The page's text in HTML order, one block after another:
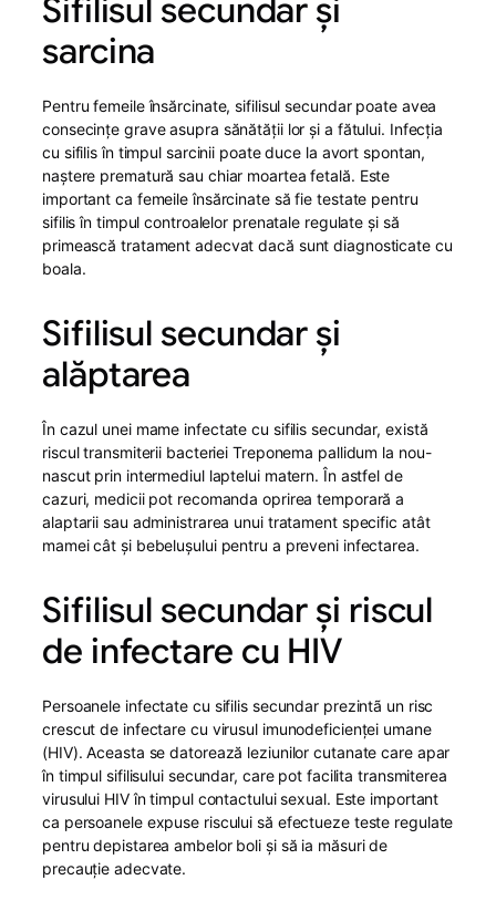
Sifilisul secundar și
sarcina
Pentru femeile însărcinate, sifilisul secundar poate avea
consecințe grave asupra sănătății lor și a fătului. Infecția
cu sifilis în timpul sarcinii poate duce la avort spontan,
naștere prematură sau chiar moartea fetală. Este
important ca femeile însărcinate să fie testate pentru
sifilis în timpul controalelor prenatale regulate și să
primească tratament adecvat dacă sunt diagnosticate cu
boala.
Sifilisul secundar și
alăptarea
În cazul unei mame infectate cu sifilis secundar, există
riscul transmiterii bacteriei Treponema pallidum la nou-
nascut prin intermediul laptelui matern. În astfel de
cazuri, medicii pot recomanda oprirea temporară a
alaptarii sau administrarea unui tratament specific atât
mamei cât și bebelușului pentru a preveni infectarea.
Sifilisul secundar și riscul
de infectare cu HIV
Persoanele infectate cu sifilis secundar prezintã un risc
crescut de infectare cu virusul imunodeficienţei umane
(HIV). Aceasta se datorează leziunilor cutanate care apar
în timpul sifilisului secundar, care pot facilita transmiterea
virusului HIV în timpul contactului sexual. Este important
ca persoanele expuse riscului să efectueze teste regulate
pentru depistarea ambelor boli și să ia măsuri de
precauție adecvate.